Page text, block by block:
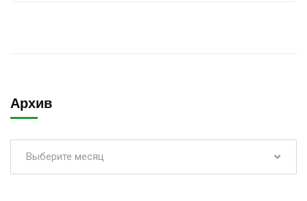
Архив
Выберите месяц